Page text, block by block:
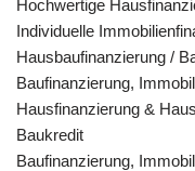
Hochwertige
Individuelle
Hausbaufinanzierung /
Baufinanzierung,
Hausfinanzierung &
Baukredit
Baufinanzierung,